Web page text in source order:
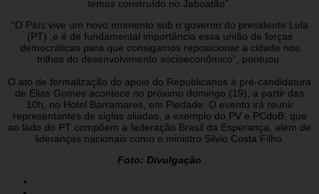
temos construído no Jaboatão”.
“O País vive um novo momento sob o governo do presidente Lula
(PT) ,e é de fundamental importância essa união de forças
democráticas para que consigamos reposicionar a cidade nos
trilhos do desenvolvimento socioeconômico”, pontuou.
O ato de formalização do apoio do Republicanos à pré-candidatura
de Elias Gomes acontece no próximo domingo (19), a partir das
10h, no Hotel Barramares, em Piedade. O evento irá reunir
representantes de siglas aliadas, a exemplo do PV e PCdoB, que
ao lado do PT compõem a federação Brasil da Esperança, além de
lideranças nacionais como o ministro Silvio Costa Filho.
Foto: Divulgação